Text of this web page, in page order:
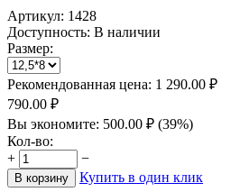
Артикул: 1428
Доступность: В наличии
Размер:
Рекомендованная цена: 1 290.00 ₽
790.00 ₽
Вы экономите: 500.00 ₽ (39%)
Кол-во:
+
−
В корзину Купить в один клик